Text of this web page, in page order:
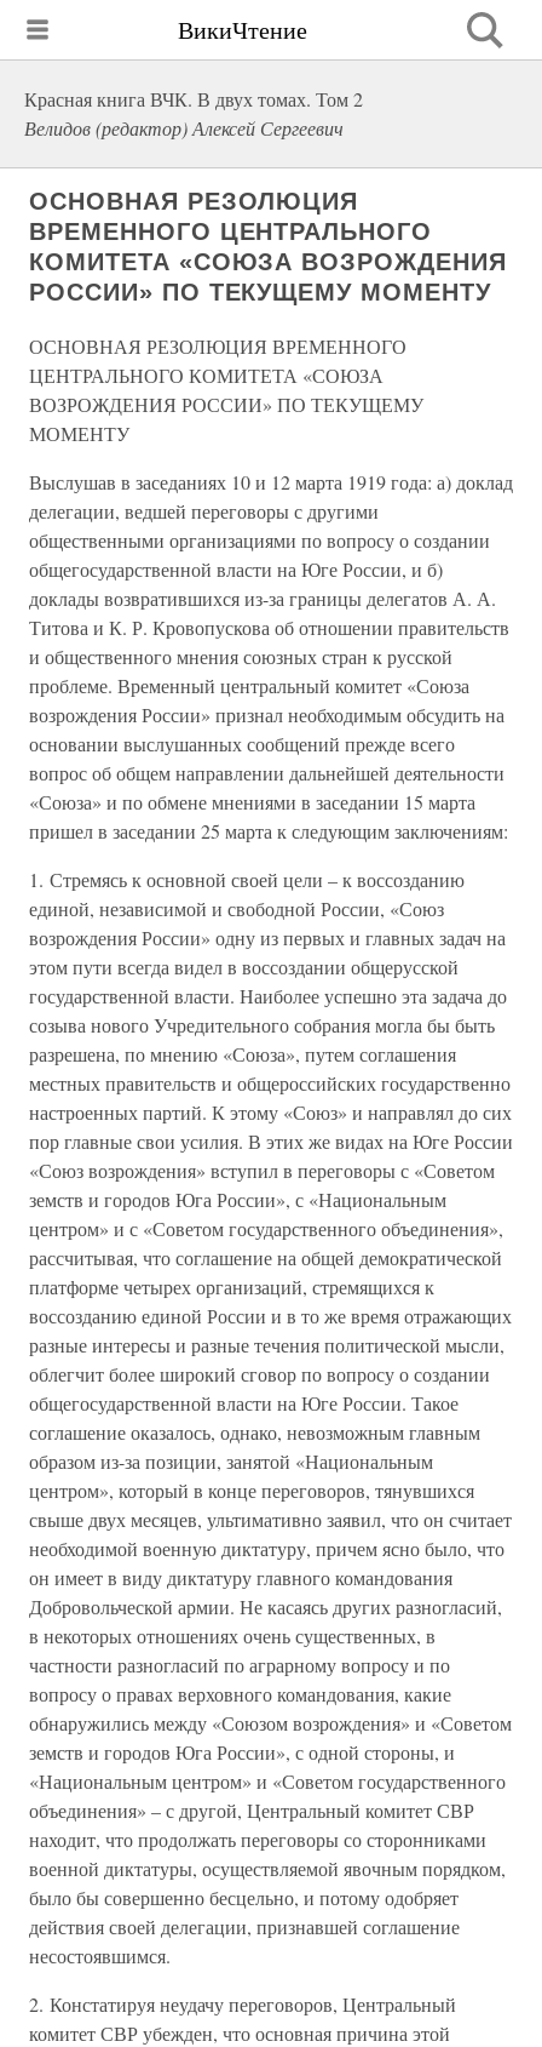
ВикиЧтение
Красная книга ВЧК. В двух томах. Том 2
Велидов (редактор) Алексей Сергеевич
ОСНОВНАЯ РЕЗОЛЮЦИЯ
ВРЕМЕННОГО ЦЕНТРАЛЬНОГО
КОМИТЕТА «СОЮЗА ВОЗРОЖДЕНИЯ
РОССИИ» ПО ТЕКУЩЕМУ МОМЕНТУ
ОСНОВНАЯ РЕЗОЛЮЦИЯ ВРЕМЕННОГО
ЦЕНТРАЛЬНОГО КОМИТЕТА «СОЮЗА
ВОЗРОЖДЕНИЯ РОССИИ» ПО ТЕКУЩЕМУ
МОМЕНТУ
Выслушав в заседаниях 10 и 12 марта 1919 года: а) доклад
делегации, ведшей переговоры с другими
общественными организациями по вопросу о создании
общегосударственной власти на Юге России, и б)
доклады возвратившихся из-за границы делегатов А. А.
Титова и К. Р. Кровопускова об отношении правительств
и общественного мнения союзных стран к русской
проблеме. Временный центральный комитет «Союза
возрождения России» признал необходимым обсудить на
основании выслушанных сообщений прежде всего
вопрос об общем направлении дальнейшей деятельности
«Союза» и по обмене мнениями в заседании 15 марта
пришел в заседании 25 марта к следующим заключениям:
1. Стремясь к основной своей цели – к воссозданию
единой, независимой и свободной России, «Союз
возрождения России» одну из первых и главных задач на
этом пути всегда видел в воссоздании общерусской
государственной власти. Наиболее успешно эта задача до
созыва нового Учредительного собрания могла бы быть
разрешена, по мнению «Союза», путем соглашения
местных правительств и общероссийских государственно
настроенных партий. К этому «Союз» и направлял до сих
пор главные свои усилия. В этих же видах на Юге России
«Союз возрождения» вступил в переговоры с «Советом
земств и городов Юга России», с «Национальным
центром» и с «Советом государственного объединения»,
рассчитывая, что соглашение на общей демократической
платформе четырех организаций, стремящихся к
воссозданию единой России и в то же время отражающих
разные интересы и разные течения политической мысли,
облегчит более широкий сговор по вопросу о создании
общегосударственной власти на Юге России. Такое
соглашение оказалось, однако, невозможным главным
образом из-за позиции, занятой «Национальным
центром», который в конце переговоров, тянувшихся
свыше двух месяцев, ультимативно заявил, что он считает
необходимой военную диктатуру, причем ясно было, что
он имеет в виду диктатуру главного командования
Добровольческой армии. Не касаясь других разногласий,
в некоторых отношениях очень существенных, в
частности разногласий по аграрному вопросу и по
вопросу о правах верховного командования, какие
обнаружились между «Союзом возрождения» и «Советом
земств и городов Юга России», с одной стороны, и
«Национальным центром» и «Советом государственного
объединения» – с другой, Центральный комитет СВР
находит, что продолжать переговоры со сторонниками
военной диктатуры, осуществляемой явочным порядком,
было бы совершенно бесцельно, и потому одобряет
действия своей делегации, признавшей соглашение
несостоявшимся.
2. Констатируя неудачу переговоров, Центральный
комитет СВР убежден, что основная причина этой